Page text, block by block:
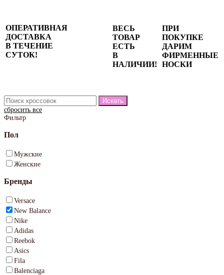
ОПЕРАТИВНАЯ
ДОСТАВКА
В ТЕЧЕНИЕ
СУТОК!
ВЕСЬ
ТОВАР
ЕСТЬ
В
НАЛИЧИИ!
ПРИ
ПОКУПКЕ
ДАРИМ
ФИРМЕННЫЕ
НОСКИ
сбросить все
Фильтр
Пол
Мужские
Женские
Бренды
Versace
New Balance
Nike
Adidas
Reebok
Asics
Fila
Balenciaga